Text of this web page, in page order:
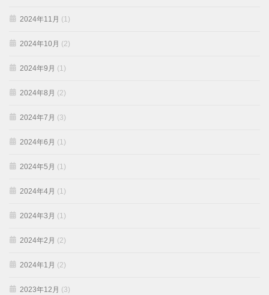
2024年11月 (1)
2024年10月 (2)
2024年9月 (1)
2024年8月 (2)
2024年7月 (3)
2024年6月 (1)
2024年5月 (1)
2024年4月 (1)
2024年3月 (1)
2024年2月 (2)
2024年1月 (2)
2023年12月 (3)